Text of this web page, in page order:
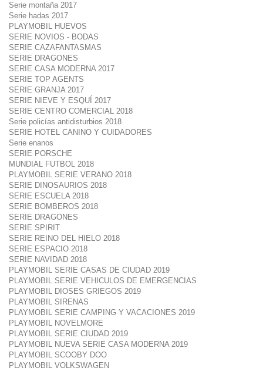
Serie montaña 2017
Serie hadas 2017
PLAYMOBIL HUEVOS
SERIE NOVIOS - BODAS
SERIE CAZAFANTASMAS
SERIE DRAGONES
SERIE CASA MODERNA 2017
SERIE TOP AGENTS
SERIE GRANJA 2017
SERIE NIEVE Y ESQUÍ 2017
SERIE CENTRO COMERCIAL 2018
Serie policías antidisturbios 2018
SERIE HOTEL CANINO Y CUIDADORES
Serie enanos
SERIE PORSCHE
MUNDIAL FUTBOL 2018
PLAYMOBIL SERIE VERANO 2018
SERIE DINOSAURIOS 2018
SERIE ESCUELA 2018
SERIE BOMBEROS 2018
SERIE DRAGONES
SERIE SPIRIT
SERIE REINO DEL HIELO 2018
SERIE ESPACIO 2018
SERIE NAVIDAD 2018
PLAYMOBIL SERIE CASAS DE CIUDAD 2019
PLAYMOBIL SERIE VEHICULOS DE EMERGENCIAS
PLAYMOBIL DIOSES GRIEGOS 2019
PLAYMOBIL SIRENAS
PLAYMOBIL SERIE CAMPING Y VACACIONES 2019
PLAYMOBIL NOVELMORE
PLAYMOBIL SERIE CIUDAD 2019
PLAYMOBIL NUEVA SERIE CASA MODERNA 2019
PLAYMOBIL SCOOBY DOO
PLAYMOBIL VOLKSWAGEN